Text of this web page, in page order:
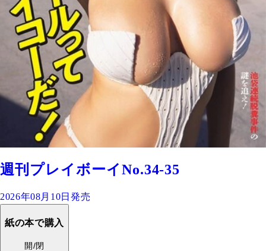
週刊プレイボーイNo.34-35
2026年08月10日発売
紙の本で購入
開/閉